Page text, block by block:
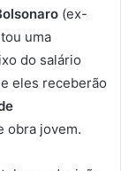
(ex-
uma
do salário
eles receberão
obra jovem.